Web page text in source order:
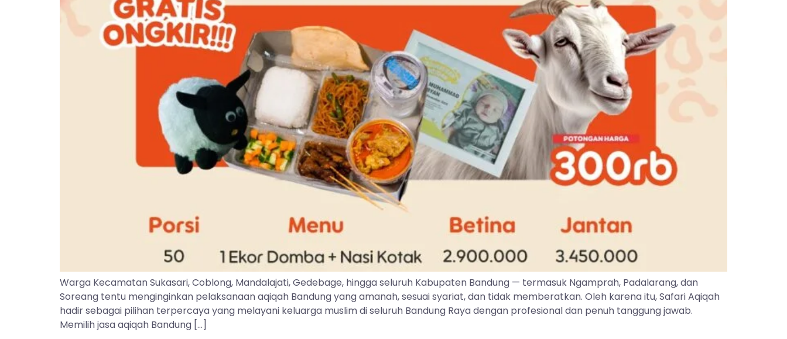
Warga Kecamatan Sukasari, Coblong, Mandalajati, Gedebage, hingga seluruh Kabupaten Bandung — termasuk Ngamprah, Padalarang, dan
Soreang tentu menginginkan pelaksanaan aqiqah Bandung yang amanah, sesuai syariat, dan tidak memberatkan. Oleh karena itu, Safari Aqiqah
hadir sebagai pilihan terpercaya yang melayani keluarga muslim di seluruh Bandung Raya dengan profesional dan penuh tanggung jawab.
Memilih jasa aqiqah Bandung […]